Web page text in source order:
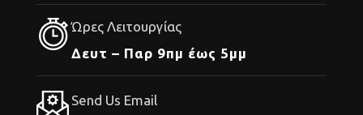
Ώρες Λειτουργίας
Δευτ – Παρ 9πμ έως 5μμ
Send Us Email